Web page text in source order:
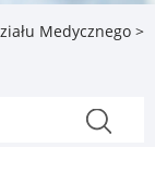
Medycznego >